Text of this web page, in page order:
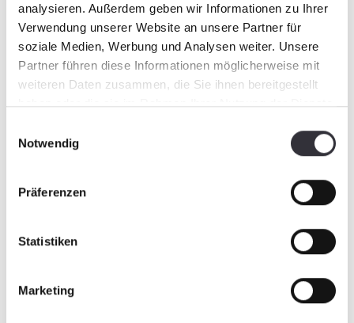
analysieren. Außerdem geben wir Informationen zu Ihrer
Verwendung unserer Website an unsere Partner für
soziale Medien, Werbung und Analysen weiter. Unsere
Partner führen diese Informationen möglicherweise mit
weiteren Daten zusammen, die Sie ihnen bereitgestellt
haben oder die sie im Rahmen Ihrer Nutzung der Dienste
Notwendig
Präferenzen
Statistiken
Marketing